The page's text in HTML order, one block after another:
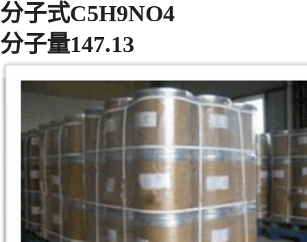
分子式C5H9NO4
分子量147.13